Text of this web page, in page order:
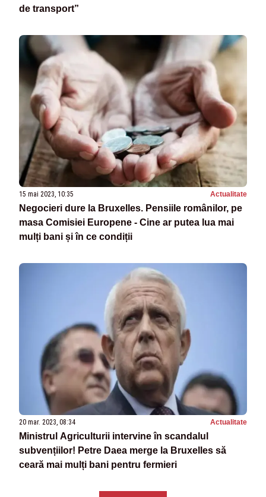
de transport”
15 mai 2023, 10:35 Actualitate
Negocieri dure la Bruxelles. Pensiile românilor, pe
masa Comisiei Europene - Cine ar putea lua mai
mulți bani și în ce condiții
20 mar. 2023, 08:34 Actualitate
Ministrul Agriculturii intervine în scandalul
subvențiilor! Petre Daea merge la Bruxelles să
ceară mai mulți bani pentru fermieri